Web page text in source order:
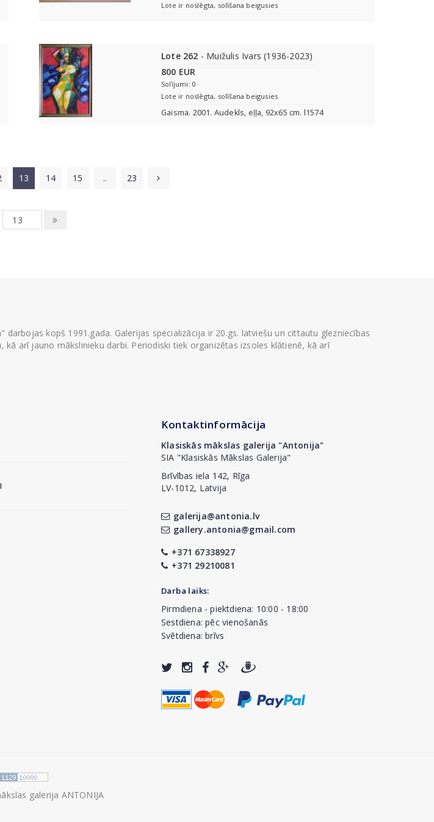
Lote ir noslēgta, solīšana beigusies
Lote 262 - Muižulis Ivars (1936-2023)
800 EUR
Solījumi: 0
Lote ir noslēgta, solīšana beigusies
Gaisma. 2001. Audekls, eļļa, 92x65 cm. l1574
13 14 15 .. 23
darbojas kopš 1991.gada. Galerijas specializācija ir 20.gs. latviešu un cittautu glezniecības
kā arī jauno mākslinieku darbi. Periodiski tiek organizētas izsoles klātienē, kā arī
Kontaktinformācija
Klasiskās mākslas galerija "Antonija"
SIA "Klasiskās Mākslas Galerija"
Brīvības iela 142, Rīga
LV-1012, Latvija
galerija@antonia.lv
gallery.antonia@gmail.com
+371 67338927
+371 29210081
Darba laiks:
Pirmdiena - piektdiena: 10:00 - 18:00
Sestdiena: pēc vienošanās
Svētdiena: brīvs
galerija ANTONIJA